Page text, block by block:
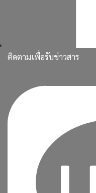
ติดตามเพื่อรับข่าวสาร